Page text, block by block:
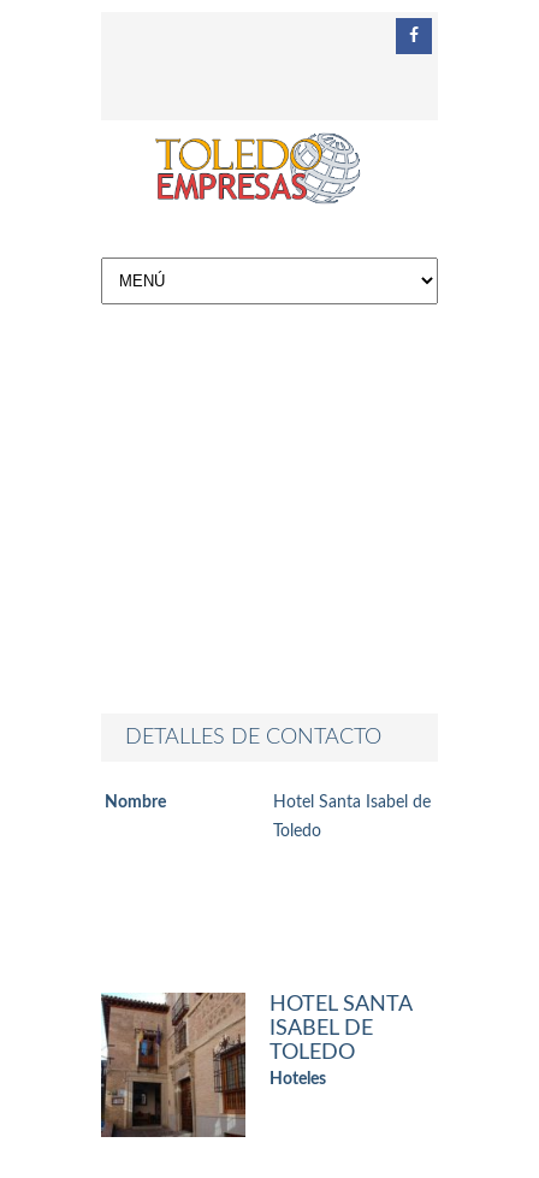
DETALLES DE CONTACTO
Nombre
Hotel Santa Isabel de
Toledo
HOTEL SANTA
ISABEL DE
TOLEDO
Hoteles